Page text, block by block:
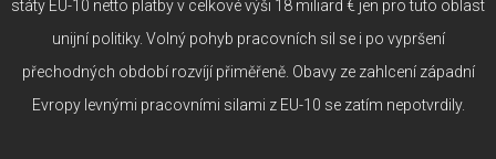
státy EU-10 netto platby v celkové výši 18 miliard € jen pro tuto oblast
unijní politiky. Volný pohyb pracovních sil se i po vypršení
přechodných období rozvíjí přiměřeně. Obavy ze zahlcení západní
Evropy levnými pracovními silami z EU-10 se zatím nepotvrdily.